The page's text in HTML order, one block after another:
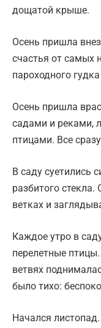
дощатой крыше.
Осень пришла
счастья от самых
пароходного
Осень пришла
садами и реками,
птицами. Все
В саду суетились
разбитого
ветках и
Каждое утро в
перелетные
ветвях
было тихо:
Начался